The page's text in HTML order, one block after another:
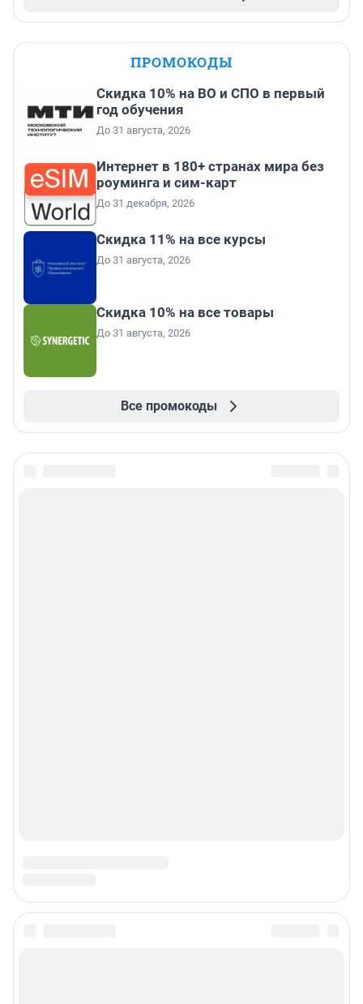
ПРОМОКОДЫ
Скидка 10% на ВО и СПО в первый
год обучения
До 31 августа, 2026
Интернет в 180+ странах мира без
роуминга и сим-карт
До 31 декабря, 2026
Скидка 11% на все курсы
До 31 августа, 2026
Скидка 10% на все товары
До 31 августа, 2026
Все промокоды